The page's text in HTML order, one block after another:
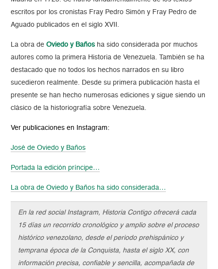
escritos por los cronistas Fray Pedro Simón y Fray Pedro de
Aguado publicados en el siglo XVII.
La obra deOviedo y Baños ha sido considerada por muchos
autores como la primera Historia de Venezuela. También se ha
destacado que no todos los hechos narrados en su libro
sucedieron realmente. Desde su primera publicación hasta el
presente se han hecho numerosas ediciones y sigue siendo un
clásico de la historiografía sobre Venezuela.
Ver publicaciones en Instagram:
José de Oviedo y Baños
Portada la edición príncipe…
La obra de Oviedo y Baños ha sido considerada…
En la red social Instagram, Historia Contigo ofrecerá cada
15 días un recorrido cronológico y amplio sobre el proceso
histórico venezolano, desde el periodo prehispánico y
temprana época de la Conquista, hasta el siglo XX, con
información precisa, confiable y sencilla, acompañada de